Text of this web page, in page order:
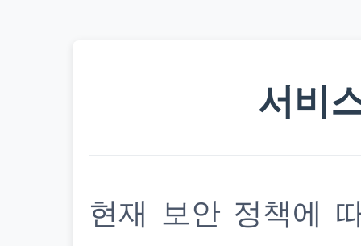
서비
현재 보안 정책에